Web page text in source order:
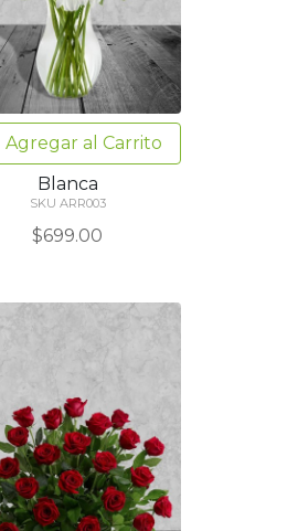
Agregaral Carrito
Blanca
SKU ARR003
$699.00